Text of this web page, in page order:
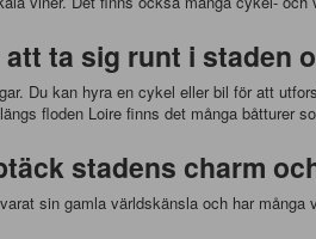
ta sig runt i staden
Du kan hyra en cykel eller bil för att
floden Loire finns det många båtturer
stadens charm
sin gamla världskänsla och har